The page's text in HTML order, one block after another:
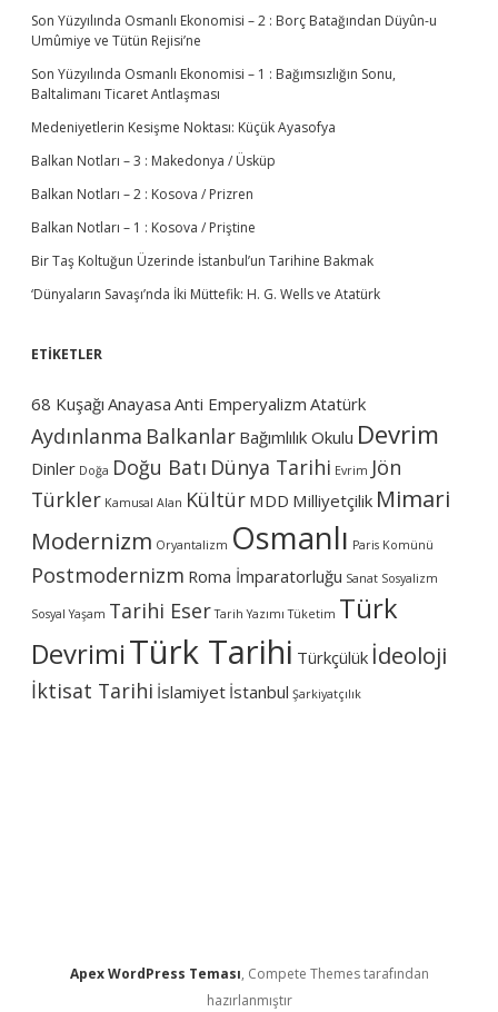
s
e
t
i
z
r
e
Son Yüzyılında Osmanlı Ekonomisi – 2 : Borç Batağından Düyûn-u
Umûmiye ve Tütün Rejisi’ne
Son Yüzyılında Osmanlı Ekonomisi – 1 : Bağımsızlığın Sonu,
Baltalimanı Ticaret Antlaşması
Medeniyetlerin Kesişme Noktası: Küçük Ayasofya
Balkan Notları – 3 : Makedonya / Üsküp
Balkan Notları – 2 : Kosova / Prizren
Balkan Notları – 1 : Kosova / Priştine
Bir Taş Koltuğun Üzerinde İstanbul’un Tarihine Bakmak
‘Dünyaların Savaşı’nda İki Müttefik: H. G. Wells ve Atatürk
ETİKETLER
68 Kuşağı Anayasa Anti Emperyalizm Atatürk
Aydınlanma Balkanlar Bağımlılık Okulu Devrim
Dinler Doğa Doğu Batı Dünya Tarihi Evrim Jön
Türkler Kamusal Alan Kültür MDD Milliyetçilik Mimari
Modernizm Oryantalizm Osmanlı Paris Komünü
Postmodernizm Roma İmparatorluğu Sanat Sosyalizm
Sosyal Yaşam Tarihi Eser Tarih Yazımı Tüketim Türk
DevrimiTürk Tarihi Türkçülük İdeoloji
İktisat Tarihi İslamiyet İstanbul Şarkiyatçılık
Apex WordPress Teması, Compete Themes tarafından
hazırlanmıştır